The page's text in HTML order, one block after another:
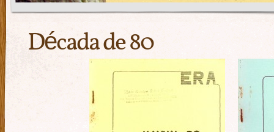
Década de 80